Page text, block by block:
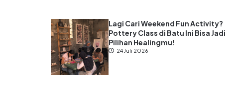
Lagi Cari Weekend Fun Activity?
Pottery Class di Batu Ini Bisa Jadi
Pilihan Healingmu!
24 Juli 2026